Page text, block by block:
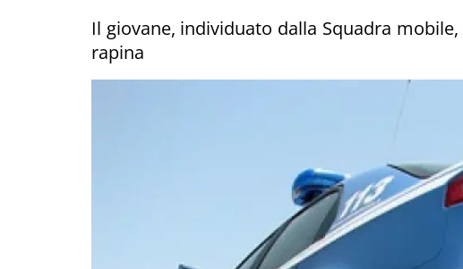
Il giovane, individuato dalla Squadra
rapina